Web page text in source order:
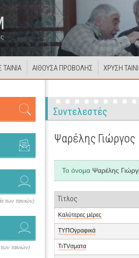
ΑΙΘΟΥΣΑ ΠΡΟΒΟΛΗΣ ΧΡΥΣΗ
των ταινιών)
ταινιών)
Συντελεστές
Ψαρέλης Γιώργος
Το όνομα Ψαρέλης
Τίτλος
Καλύτερες μέρες
ΤΥΠΟγραφικά
ΤιΤVσματα